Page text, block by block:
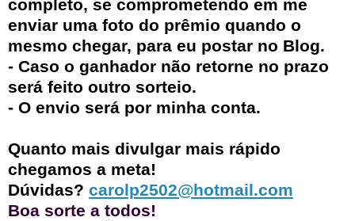
completo, se comprometendo em me
enviar uma foto do prêmio quando o
mesmo chegar, para eu postar no Blog.
- Caso o ganhador não retorne no prazo
será feito outro sorteio.
- O envio será por minha conta.
Quanto mais divulgar mais rápido
chegamos a meta!
Dúvidas? carolp2502@hotmail.com
Boa sorte a todos!